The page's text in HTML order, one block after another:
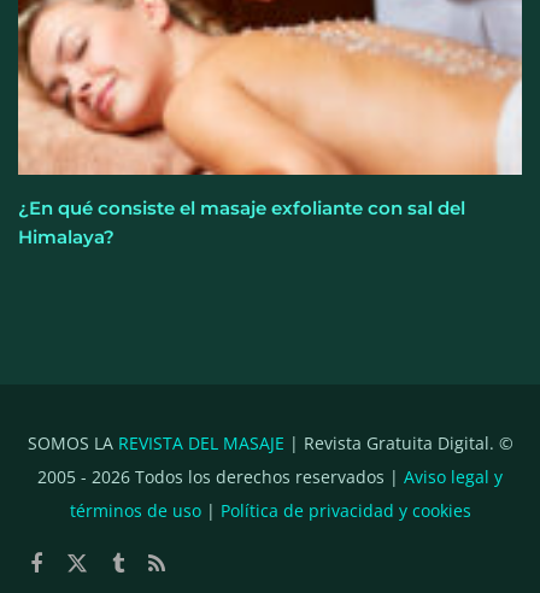
¿En qué consiste el masaje exfoliante con sal del
Himalaya?
SOMOS LA REVISTA DEL MASAJE | Revista Gratuita Digital. ©
2005 - 2026 Todos los derechos reservados | Aviso legal y
términos de uso| Política de privacidad y cookies